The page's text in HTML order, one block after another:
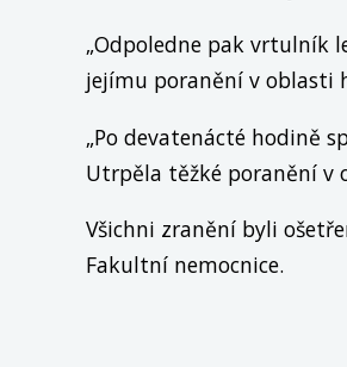
„Odpoledne pak vrtulník
jejímu poranění v oblasti
„Po devatenácté hodině
Utrpěla těžké poranění v
Všichni zranění byli
Fakultní nemocnice.